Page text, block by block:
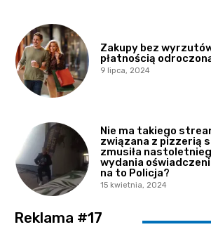
Zakupy bez
płatnością
9 lipca, 2024
Nie ma takiego
związana z pizzerią
zmusiła
wydania
na to Policja?
15 kwietnia, 2024
Reklama #17